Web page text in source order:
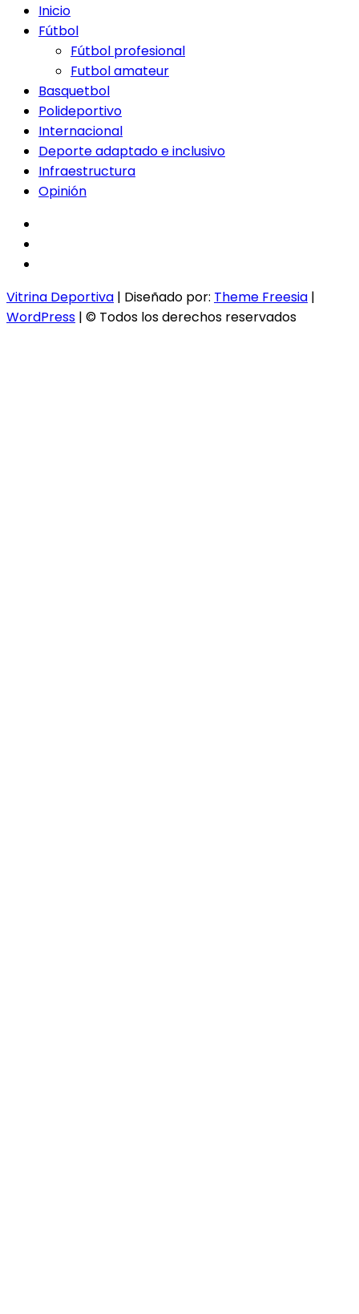
Inicio
Fútbol
Fútbol profesional
Futbol amateur
Basquetbol
Polideportivo
Internacional
Deporte adaptado e inclusivo
Infraestructura
Opinión
Vitrina Deportiva | Diseñado por: Theme Freesia |
WordPress | © Todos los derechos reservados